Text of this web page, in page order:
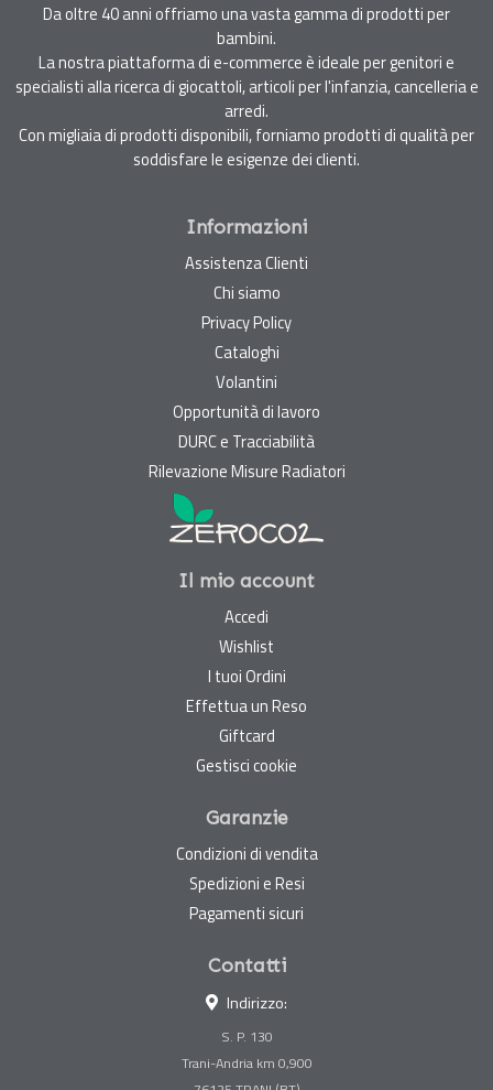
Da oltre 40 anni offriamo una vasta gamma di prodotti per
bambini.
La nostra piattaforma di e-commerce è ideale per genitori e
specialisti alla ricerca di giocattoli, articoli per l'infanzia, cancelleria e
arredi.
Con migliaia di prodotti disponibili, forniamo prodotti di qualità per
soddisfare le esigenze dei clienti.
Informazioni
Assistenza Clienti
Chi siamo
Privacy Policy
Cataloghi
Volantini
Opportunità di lavoro
DURC e Tracciabilità
Rilevazione Misure Radiatori
Il mio account
Accedi
Wishlist
I tuoi Ordini
Effettua un Reso
Giftcard
Gestisci cookie
Garanzie
Condizioni di vendita
Spedizioni e Resi
Pagamenti sicuri
Contatti
Indirizzo:
S. P. 130
Trani-Andria km 0,900